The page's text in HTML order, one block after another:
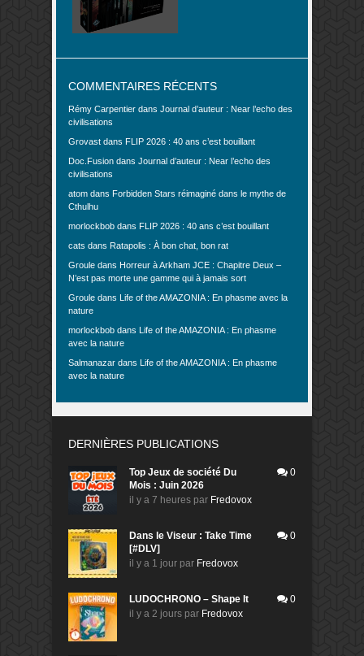
COMMENTAIRES RÉCENTS
Rémy Carpentier dans Journal d’auteur : Near l’echo des
civilisations
Grovast dans FLIP 2026 : 40 ans c’est bouillant
Doc.Fusion dans Journal d’auteur : Near l’echo des
civilisations
atom dans Forbidden Stars réimaginé dans le mythe de
Cthulhu
morlockbob dans FLIP 2026 : 40 ans c’est bouillant
cats dans Ratapolis : À bon chat, bon rat
Groule dans Horreur à Arkham JCE : Chapitre Deux –
N’est pas morte une gamme qui à jamais sort
Groule dans
Life of the AMAZONIA : En phasme avec la
nature
morlockbob dans
Life of the AMAZONIA : En phasme
avec la nature
Salmanazar dans
Life of the AMAZONIA : En phasme
avec la nature
DERNIÈRES PUBLICATIONS
Top Jeux de société Du
Mois : Juin 2026
il y a 7 heures par Fredovox
0
Dans le Viseur : Take Time
[#DLV]
il y a 1 jour par Fredovox
0
LUDOCHRONO – Shape It
il y a 2 jours par Fredovox
0